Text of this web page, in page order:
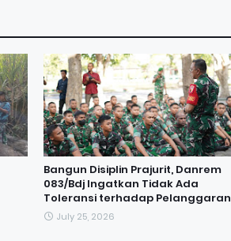
Bangun Disiplin Prajurit, Danrem
083/Bdj Ingatkan Tidak Ada
Toleransi terhadap Pelanggaran
July 25, 2026